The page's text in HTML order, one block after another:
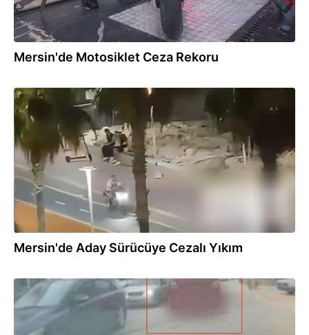
Mersin'de Motosiklet Ceza Rekoru
01.08.2026
Mersin'de Aday Sürücüye Cezalı Yıkım
01.08.2026